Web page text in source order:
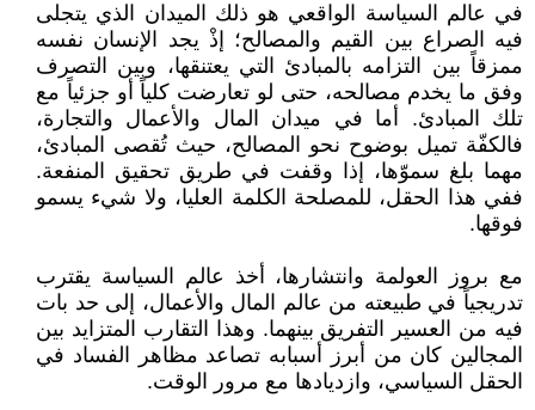
في عالم السياسة الواقعي هو ذلك الميدان الذي يتجلى
فيه الصراع بين القيم والمصالح؛ إذْ يجد الإنسان نفسه
ممزقاً بين التزامه بالمبادئ التي يعتنقها، وبين التصرف
وفق ما يخدم مصالحه، حتى لو تعارضت كلياً أو جزئياً مع
تلك المبادئ. أما في ميدان المال والأعمال والتجارة،
فالكفّة تميل بوضوح نحو المصالح، حيث تُقصى المبادئ،
مهما بلغ سموّها، إذا وقفت في طريق تحقيق المنفعة.
ففي هذا الحقل، للمصلحة الكلمة العليا، ولا شيء يسمو
فوقها.
مع بروز العولمة وانتشارها، أخذ عالم السياسة يقترب
تدريجياً في طبيعته من عالم المال والأعمال، إلى حد بات
فيه من العسير التفريق بينهما. وهذا التقارب المتزايد بين
المجالين كان من أبرز أسبابه تصاعد مظاهر الفساد في
الحقل السياسي، وازديادها مع مرور الوقت.